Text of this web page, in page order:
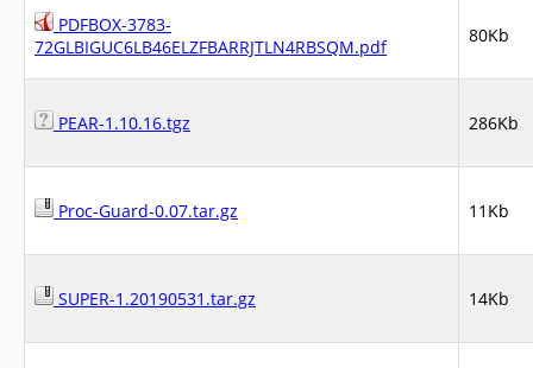
PDFBOX-3783-
72GLBIGUC6LB46ELZFBARRJTLN4RBSQM.pdf
80Kb
PEAR-1.10.16.tgz 286Kb
Proc-Guard-0.07.tar.gz 11Kb
SUPER-1.20190531.tar.gz 14Kb